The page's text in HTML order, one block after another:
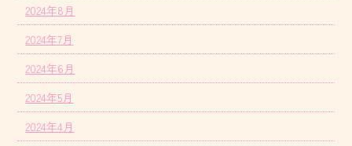
2024年8月
2024年7月
2024年6月
2024年5月
2024年4月